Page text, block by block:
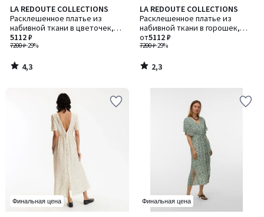
LA REDOUTE COLLECTIONS
Расклешенное платье из
набивной ткани в цветочек,
длинное, рукав короткий
7200 ₽-29%
5112 ₽
4,3
/ 5
4,3
/
LA REDOUTE COLLECTIONS
Расклешенное платье из
набивной ткани в горошек,
длинное, рукав короткий
7200 ₽-29%
от5112 ₽
2,3
/ 5
2,3
/
Финальная цена Финальная цена